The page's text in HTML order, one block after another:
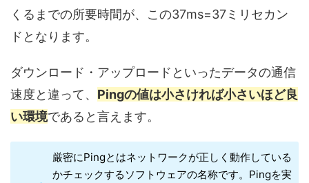
くるまでの所要時間が、この37ms=37ミリセカン
ドとなります。
ダウンロード・アップロードといったデータの通信
速度と違って、 Pingの値は小さければ小さいほど良
い環境であると言えます。
厳密にPingとはネットワークが正しく動作している
かチェックするソフトウェアの名称です。Pingを実